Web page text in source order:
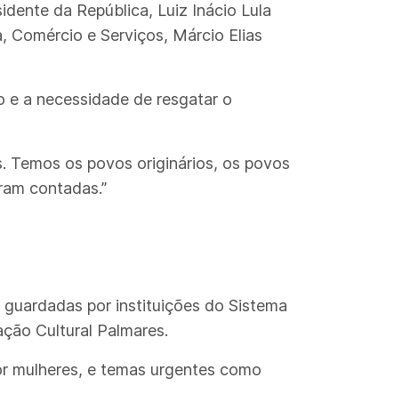
da República, Luiz Inácio Lula
Comércio e Serviços, Márcio Elias
e a necessidade de resgatar o
Temos os povos originários, os povos
contadas.”
por instituições do Sistema
Cultural Palmares.
mulheres, e temas urgentes como